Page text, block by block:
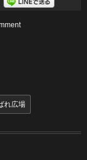
れ広場